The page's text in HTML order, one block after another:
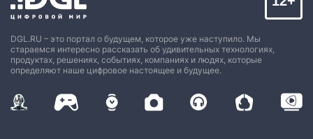
DGL.RU – это портал о будущем, которое уже наступило. Мы
стараемся интересно рассказать об удивительных технологиях,
продуктах, решениях, событиях, компаниях и людях, которые
определяют наше цифровое настоящее и будущее.